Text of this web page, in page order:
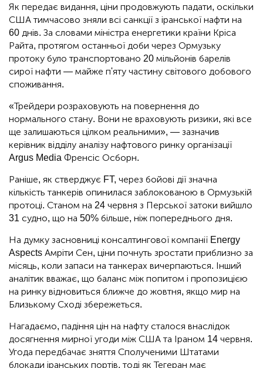
Як передає видання, ціни продовжують падати, оскільки
США тимчасово зняли всі санкції з іранської нафти на
60 днів. За словами міністра енергетики країни Кріса
Райта, протягом останньої доби через Ормузьку
протоку було транспортовано 20 мільйонів барелів
сирої нафти — майже п'яту частину світового добового
споживання.
«Трейдери розраховують на повернення до
нормального стану. Вони не враховують ризики, які все
ще залишаються цілком реальними», — зазначив
керівник відділу аналізу нафтового ринку організації
Argus Media Френсіс Осборн.
Раніше, як стверджує FT, через бойові дії значна
кількість танкерів опинилася заблокованою в Ормузькій
протоці. Станом на 24 червня з Перської затоки вийшло
31 судно, що на 50% більше, ніж попереднього дня.
На думку засновниці консалтингової компанії Energy
Aspects Амріти Сен, ціни почнуть зростати приблизно за
місяць, коли запаси на танкерах вичерпаються. Інший
аналітик вважає, що баланс між попитом і пропозицією
на ринку відновиться ближче до жовтня, якщо мир на
Близькому Сході збережеться.
Нагадаємо, падіння цін на нафту сталося внаслідок
досягнення мирної угоди між США та Іраном 14 червня.
Угода передбачає зняття Сполученими Штатами
блокади іранських портів, тоді як Тегеран має